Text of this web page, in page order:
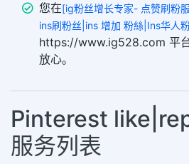
您在[ig粉丝增长专家- 点赞刷粉
ins刷粉丝|ins 增加 粉絲|Ins华人
https://www.ig528.com 平
放心。
Pinterest
服务列表